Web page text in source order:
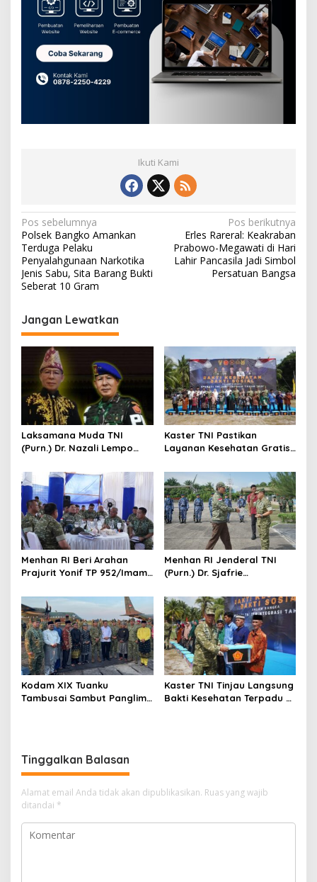
Ikuti Kami
N
a
v
i
a
s
o
s
Pos sebelumnya
Polsek Bangko Amankan
Terduga Pelaku
Penyalahgunaan Narkotika
Jenis Sabu, Sita Barang Bukti
Seberat 10 Gram
Pos berikutnya
Erles Rareral: Keakraban
Prabowo-Megawati di Hari
Lahir Pancasila Jadi Simbol
Persatuan Bangsa
Jangan Lewatkan
Laksamana Muda TNI
(Purn.) Dr. Nazali Lempo
sebagai Jaksa Agung:
Tegas, Berintegritas, dan
Tidak Berkompromi
terhadap Penegakan
Hukum
Kaster TNI Pastikan
Layanan Kesehatan Gratis
XIX Tuanku Tambusai Hadir
untuk Masyarakat Lingga
Menhan RI Beri Arahan
Prajurit Yonif TP 952/Imam
Tambusai Percepat
Penguatan Satuan
Menhan RI Jenderal TNI
(Purn.) Dr. Sjafrie
Pekanbaru, Kodam XIX
Tuanku Tambusai Kawal
Kunjungan ke Dua Yonif
Teritorial Pembangunan
Kodam XIX Tuanku
Tambusai Sambut Panglima
Kaster TNI Tinjau Langsung
Bakti Kesehatan Terpadu di
Tinggalkan Balasan
Alamat email Anda tidak akan dipublikasikan. Ruas yang wajib
ditandai *